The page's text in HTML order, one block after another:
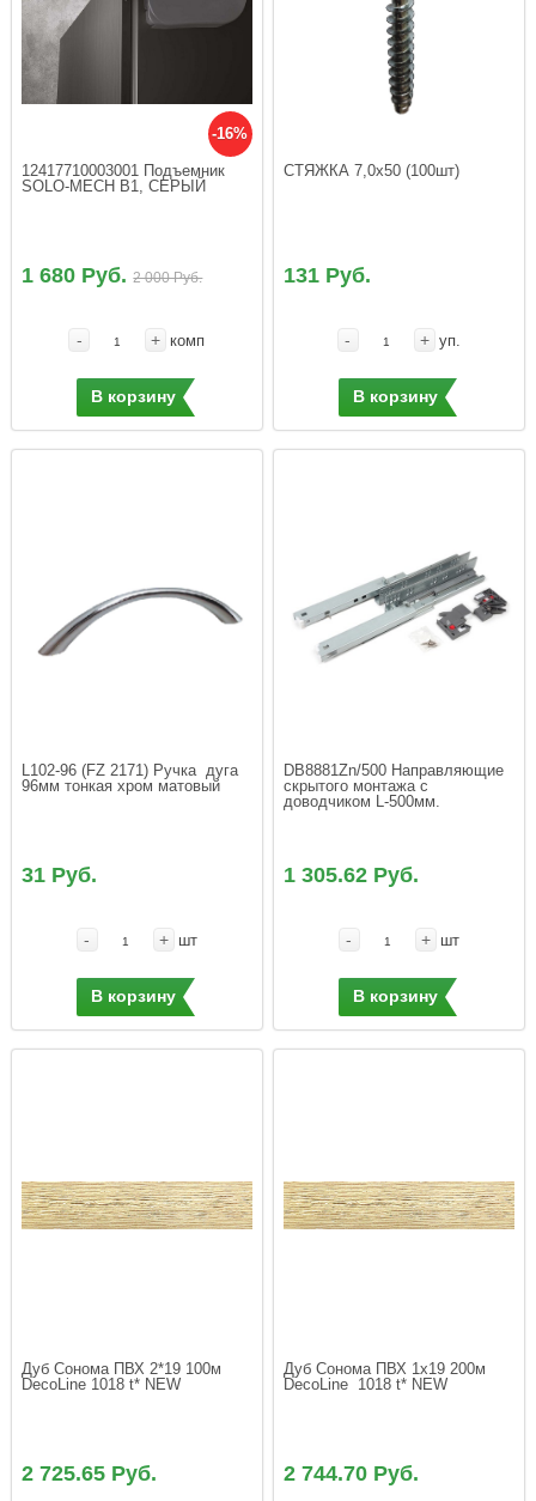
-16%
12417710003001 Подъемник
SOLO-MECH В1, СЕРЫЙ
1 680 Руб.2 000 Руб.
- + комп
В корзину
131 Руб.
- + уп.
В корзину
L102-96 (FZ 2171) Ручка  дуга
96мм тонкая хром матовый
31 Руб.
- + шт
В корзину
DB8881Zn/500 Направляющие
скрытого монтажа с
доводчиком L-500мм.
1 305.62 Руб.
- + шт
В корзину
Дуб Сонома ПВХ 2*19 100м
DecoLine 1018 t* NEW
2 725.65 Руб.
Дуб Сонома ПВХ 1х19 200м
DecoLine  1018 t* NEW
2 744.70 Руб.